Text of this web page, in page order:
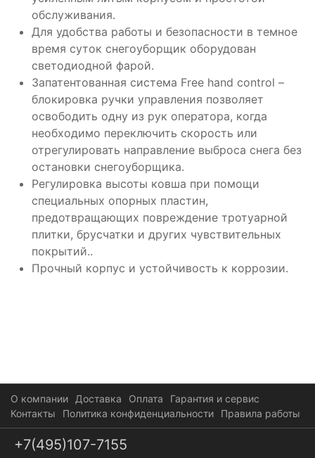
обслуживания.
Для удобства работы и безопасности в темное
время суток снегоуборщик оборудован
светодиодной фарой.
Запатентованная система Free hand control –
блокировка ручки управления позволяет
освободить одну из рук оператора, когда
необходимо переключить скорость или
отрегулировать направление выброса снега без
остановки снегоуборщика.
Регулировка высоты ковша при помощи
специальных опорных пластин,
предотвращающих повреждение тротуарной
плитки, брусчатки и других чувствительных
покрытий..
Прочный корпус и устойчивость к коррозии.
О компании Доставка Оплата
Гарантия и сервис
Контакты
Политика конфиденциальности Правила работы
+7(495)107-7155